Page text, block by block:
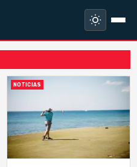
NOTICIAS